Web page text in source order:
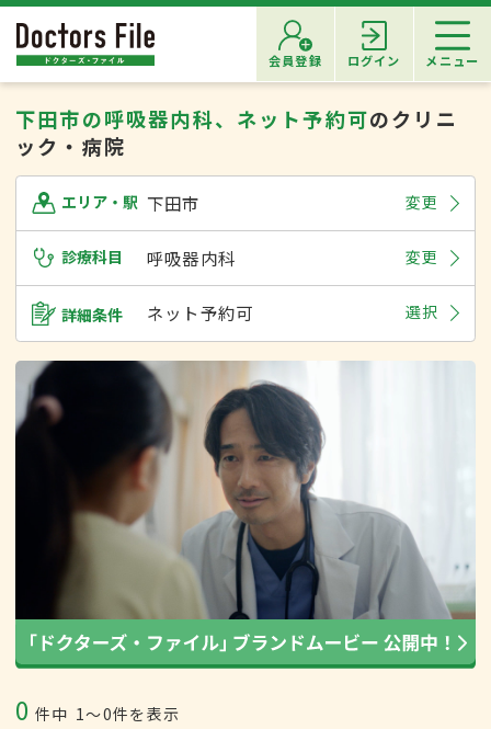
会員登録 ログイン メニュー
下田市の呼吸器内科、ネット予約可のクリニ
ック・病院
エリア・駅 下田市 変更
診療科目 呼吸器内科 変更
詳細条件 ネット予約可 選択
0 件中 1〜0件を表示